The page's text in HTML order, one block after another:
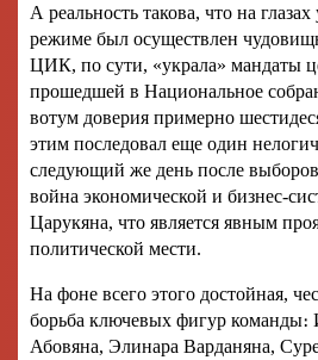
А реальность такова, что на
режиме был осуществлен
ЦИК, по сути, «украла» мандаты
прошедшей в Национальное
вотум доверия примерно
этим последовал еще один
следующий же день после
война экономической и бизнес-
Царукяна, что является явным
политической мести.
На фоне всего этого достойная,
борьба ключевых фигур
Абовяна, Элинара Варданяна,